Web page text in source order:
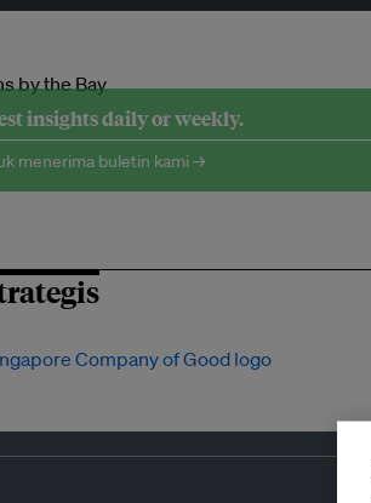
insights daily or weekly.
menerima buletin kami →